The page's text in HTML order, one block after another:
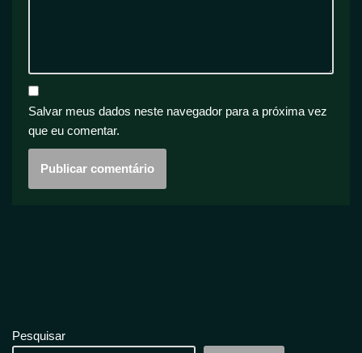
Salvar meus dados neste navegador para a próxima vez
que eu comentar.
Pesquisar